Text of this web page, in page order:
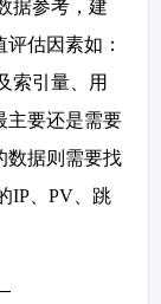
据参考，建
估因素如：
索引量、用
主要还是需要
数据则需要找
IP、PV、跳